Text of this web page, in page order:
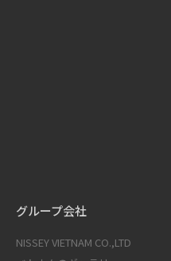
グループ会社
NISSEY VIETNAM CO.,LTD